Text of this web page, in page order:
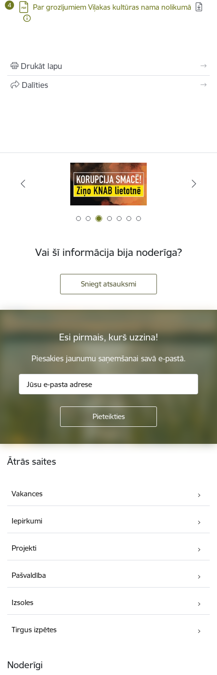
Lejupielādēt:
Par grozījumiem Viļakas kultūras nama nolikumā
Drukāt lapu
Dalīties
Vai šī informācija bija noderīga?
Sniegt atsauksmi
Esi pirmais, kurš uzzina!
Piesakies jaunumu saņemšanai savā e-pastā.
Kājene
Ātrās saites
Vakances
Iepirkumi
Projekti
Pašvaldība
Izsoles
Tirgus izpētes
Noderīgi